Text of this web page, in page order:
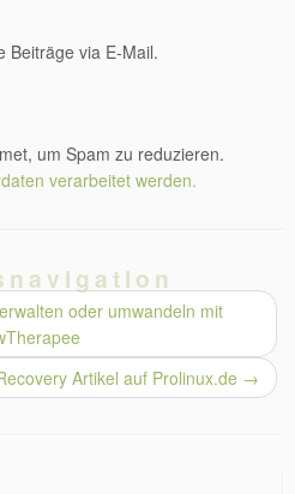
Beiträge via E-Mail.
um Spam zu reduzieren.
verarbeitet werden.
oder umwandeln mit
Artikel auf Prolinux.de →